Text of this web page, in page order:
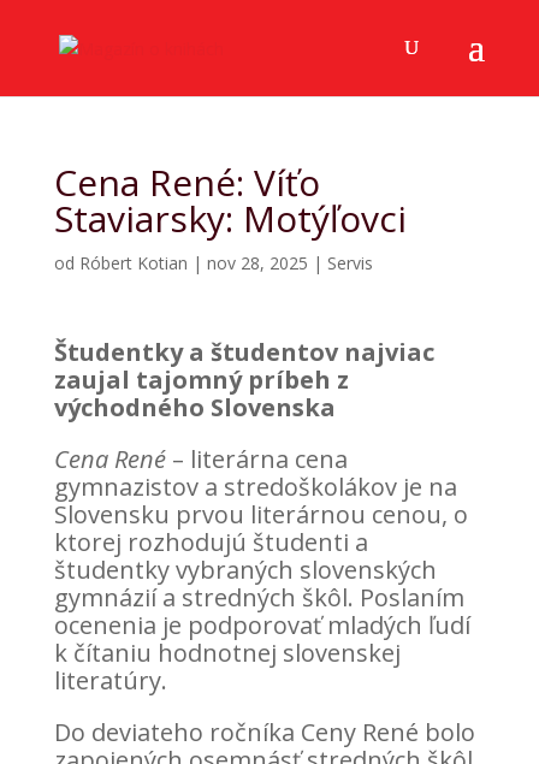
Cena René: Víťo
Staviarsky: Motýľovci
od Róbert Kotian | nov 28, 2025 | Servis
Študentky a študentov najviac
zaujal tajomný príbeh z
východného Slovenska
Cena René– literárna cena
gymnazistov a stredoškolákov je na
Slovensku prvou literárnou cenou, o
ktorej rozhodujú študenti a
študentky vybraných slovenských
gymnázií a stredných škôl. Poslaním
ocenenia je podporovať mladých ľudí
k čítaniu hodnotnej slovenskej
literatúry.
Do deviateho ročníka Ceny René bolo